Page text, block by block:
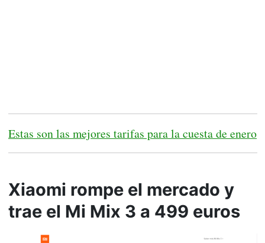
Estas son las mejores tarifas para la cuesta de enero
Xiaomi rompe el mercado y
trae el Mi Mix 3 a 499 euros